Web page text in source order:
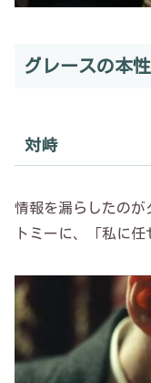
グレースの本性
対峙
情報を漏らしたのが
トミーに、「私に任